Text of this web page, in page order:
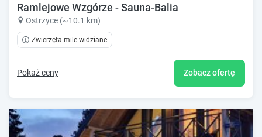
Ramlejowe Wzgórze - Sauna-Balia
Ostrzyce (~10.1 km)
Zwierzęta mile widziane
Pokaż ceny Zobacz ofertę